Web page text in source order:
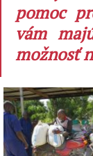
pomoc
vám
možnosť